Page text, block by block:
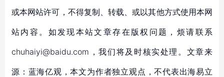
或本网站许可，不得复制、转载、或以其他方式使用本网
站内容。如发现本站文章存在版权问题，烦请联系
chuhaiyi@baidu.com，我们将及时核实处理。文章来
源：蓝海亿观，本文为作者独立观点，不代表出海易立